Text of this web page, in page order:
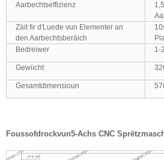
Aarbechtseffizienz
Zäit fir d'Luede vun Elementer an
den Aarbechtsberäich
Bedreiwer
1-
Gewiicht
Gesamtdimensioun
Foussofdrockvun5-Achs CNC